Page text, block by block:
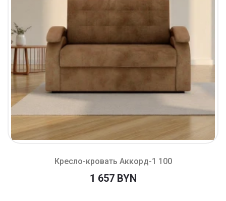
Кресло-кровать Аккорд-1 100
1 657 BYN